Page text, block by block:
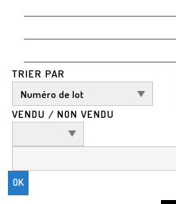
TRIER PAR
VENDU / NON VENDU